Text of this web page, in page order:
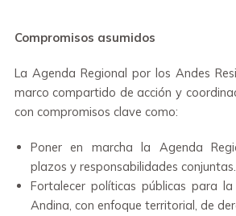
Compromisos asumidos
La Agenda Regional por los Andes
marco compartido de acción y
con compromisos clave como:
Poner en marcha la Agenda
plazos y responsabilidades conjuntas.
Fortalecer políticas públicas para
Andina, con enfoque territorial, de